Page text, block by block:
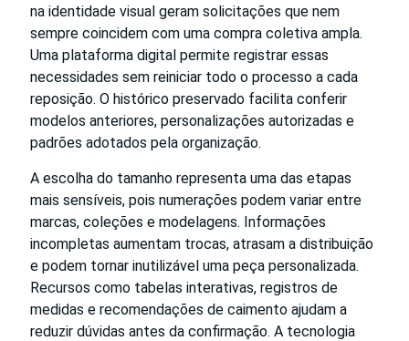
na identidade visual geram solicitações que nem
sempre coincidem com uma compra coletiva ampla.
Uma plataforma digital permite registrar essas
necessidades sem reiniciar todo o processo a cada
reposição. O histórico preservado facilita conferir
modelos anteriores, personalizações autorizadas e
padrões adotados pela organização.
A escolha do tamanho representa uma das etapas
mais sensíveis, pois numerações podem variar entre
marcas, coleções e modelagens. Informações
incompletas aumentam trocas, atrasam a distribuição
e podem tornar inutilizável uma peça personalizada.
Recursos como tabelas interativas, registros de
medidas e recomendações de caimento ajudam a
reduzir dúvidas antes da confirmação. A tecnologia